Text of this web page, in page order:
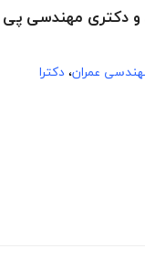
و دکتری مهندسی پی
عمران، دکترا